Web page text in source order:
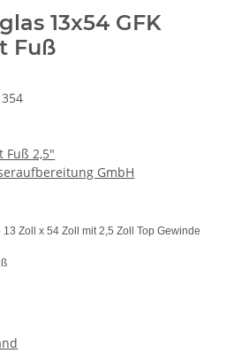
13x54 GFK
Fuß
Fuß 2,5"
GmbH
Zoll x 54 Zoll mit 2,5 Zoll Top Gewinde